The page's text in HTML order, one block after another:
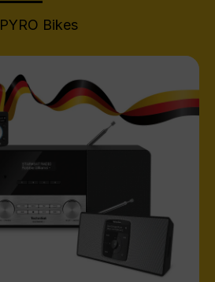
PYRO Bikes